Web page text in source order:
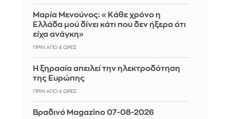
Μαρία Μενούνος: «Κάθε χρόνο η
Ελλάδα μού δίνει κάτι που δεν ήξερα ότι
είχα ανάγκη»
ΠΡΙΝ ΑΠΌ 4 ΏΡΕΣ
Η ξηρασία απειλεί την ηλεκτροδότηση
της Ευρώπης
ΠΡΙΝ ΑΠΌ 4 ΏΡΕΣ
Βραδινό Magazino 07-08-2026